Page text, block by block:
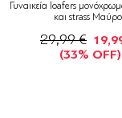
Γυναικεία loafers
και strass Μαύρο
29,99 €
(33% OFF)